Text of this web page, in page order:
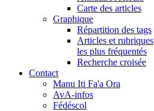
Carte des articles
Graphique
Répartition des tags
Articles et rubriques
les plus fréquentés
Recherche croisée
Contact
Manu Iti Fa'a Ora
AvA-infos
Fédéscol